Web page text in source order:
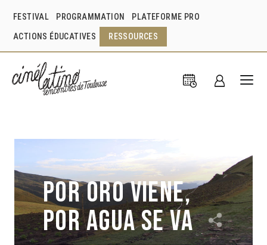
FESTIVAL PROGRAMMATION PLATEFORME PRO
ACTIONS ÉDUCATIVES RESSOURCES
Por oro viene,
por agua se va